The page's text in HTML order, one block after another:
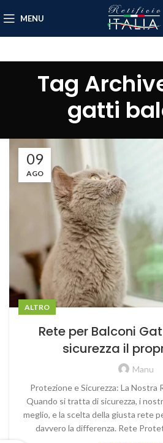
MENU
Tag
gatti
09
AGO
ALTRO
Rete per Balconi
sicurezza il
Manu
Protezione e Sicurezza: La Nostra
Quando si tratta di sicurezza, i
meglio, e la scelta della giusta rete
davvero la differenza. Rete